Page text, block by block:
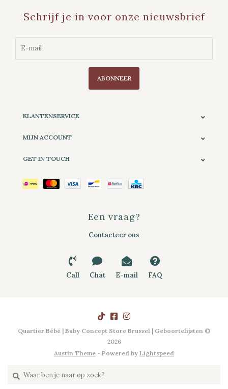
Schrijf je in voor onze nieuwsbrief
ABONNEER
KLANTENSERVICE
MIJN ACCOUNT
GET IN TOUCH
Een vraag?
Contacteer ons
Call Chat E-mail FAQ
Quartier Bébé | Baby Concept Store Brussel | Geboortelijsten ©
2026
Austin Theme - Powered by Lightspeed